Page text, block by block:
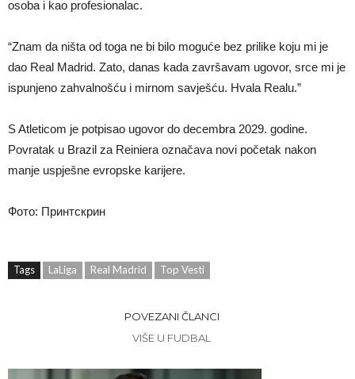
osoba i kao profesionalac.
“Znam da ništa od toga ne bi bilo moguće bez prilike koju mi je
dao Real Madrid. Zato, danas kada završavam ugovor, srce mi je
ispunjeno zahvalnošću i mirnom savješću. Hvala Realu.”
S Atleticom je potpisao ugovor do decembra 2029. godine.
Povratak u Brazil za Reiniera označava novi početak nakon
manje uspješne evropske karijere.
Фото: Принтскрин
Tags LaLiga Real Madrid Top Vesti
POVEZANI ČLANCI
VIŠE U FUDBAL